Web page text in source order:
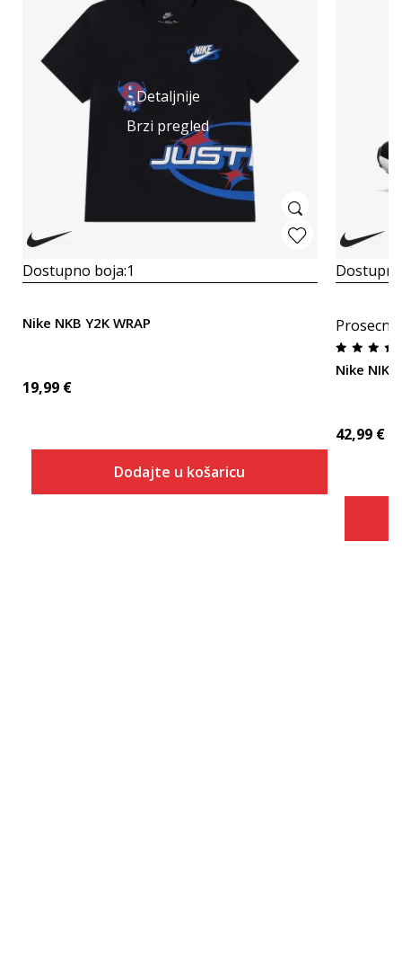
Detaljnije
Brzi pregled
Dostupno boja:1
Nike NKB Y2K WRAP
19,99 €
Dodajte u košaricu
Nike NIKE
42,99 €